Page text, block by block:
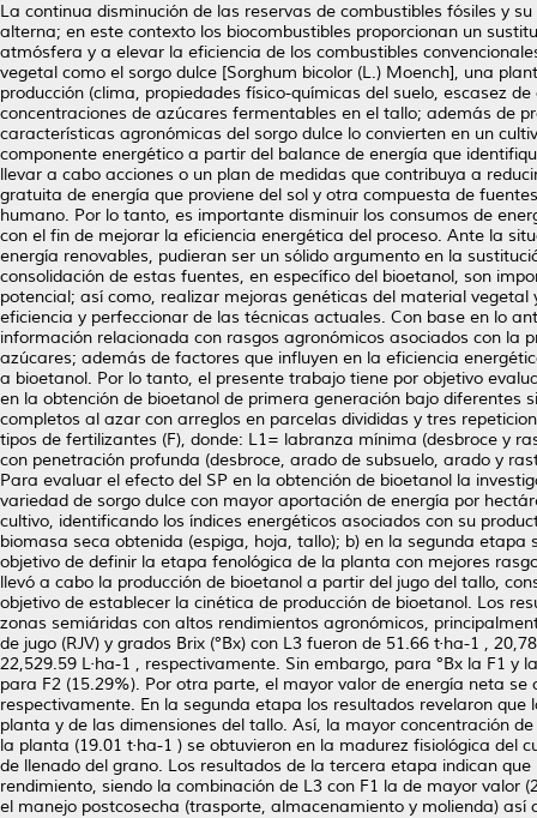
La continua disminución de las reservas de combustibles fósiles y
alterna; en este contexto los biocombustibles proporcionan un
atmósfera y a elevar la eficiencia de los combustibles
vegetal como el sorgo dulce [Sorghum bicolor (L.) Moench], una
producción (clima, propiedades físico-químicas del suelo, escasez
concentraciones de azúcares fermentables en el tallo; además de
características agronómicas del sorgo dulce lo convierten en un
componente energético a partir del balance de energía que
llevar a cabo acciones o un plan de medidas que contribuya a
gratuita de energía que proviene del sol y otra compuesta de
humano. Por lo tanto, es importante disminuir los consumos de
con el fin de mejorar la eficiencia energética del proceso. Ante la
energía renovables, pudieran ser un sólido argumento en la
consolidación de estas fuentes, en específico del bioetanol, son
potencial; así como, realizar mejoras genéticas del material
eficiencia y perfeccionar de las técnicas actuales. Con base en lo
información relacionada con rasgos agronómicos asociados con la
azúcares; además de factores que influyen en la eficiencia
a bioetanol. Por lo tanto, el presente trabajo tiene por objetivo
en la obtención de bioetanol de primera generación bajo diferentes
completos al azar con arreglos en parcelas divididas y tres
tipos de fertilizantes (F), donde: L1= labranza mínima (desbroce y
con penetración profunda (desbroce, arado de subsuelo, arado y
Para evaluar el efecto del SP en la obtención de bioetanol la
variedad de sorgo dulce con mayor aportación de energía por
cultivo, identificando los índices energéticos asociados con su
biomasa seca obtenida (espiga, hoja, tallo); b) en la segunda
objetivo de definir la etapa fenológica de la planta con mejores
llevó a cabo la producción de bioetanol a partir del jugo del tallo,
objetivo de establecer la cinética de producción de bioetanol. Los
zonas semiáridas con altos rendimientos agronómicos,
de jugo (RJV) y grados Brix (°Bx) con L3 fueron de 51.66 t·ha-1 ,
22,529.59 L·ha-1 , respectivamente. Sin embargo, para °Bx la F1
para F2 (15.29%). Por otra parte, el mayor valor de energía neta se
respectivamente. En la segunda etapa los resultados revelaron
planta y de las dimensiones del tallo. Así, la mayor concentración
la planta (19.01 t·ha-1 ) se obtuvieron en la madurez fisiológica del
de llenado del grano. Los resultados de la tercera etapa indican
rendimiento, siendo la combinación de L3 con F1 la de mayor valor
el manejo postcosecha (trasporte, almacenamiento y molienda)